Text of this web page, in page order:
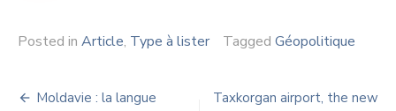
Posted in Article, Type à lister Tagged Géopolitique
Navigation
Moldavie : la langue
Taxkorgan airport, the new